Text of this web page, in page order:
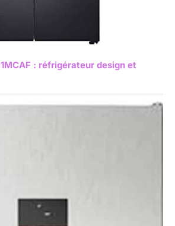
: réfrigérateur design et